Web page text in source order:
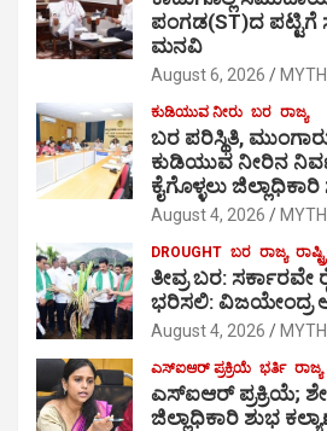
ಪಂಗಡ(ST)ದ ಪಟ್ಟಿಗೆ
ಮನವಿ
August 6, 2026
ಕುಡಿಯುವ ನೀರು ಬರ ರಾಜ್ಯ
ಬರ ಪರಿಸ್ಥಿತಿ,
ಕುಡಿಯುವ ನೀರಿನ
ಕೈಗೊಳ್ಳಲು
August 4, 2026
DROUGHT ಬರ ರಾಜ್ಯ
ತೀವ್ರ ಬರ:
ಭರಿಸಲಿ: ವಿಜಯೇಂದ್ರ
August 4, 2026
ಎಸ್‍ಐಆರ್ ಪ್ರಕ್ರಿಯೆ ಭರ್ತಿ ರಾಜ್ಯ
ಎಸ್‍ಐಆರ್ ಪ್ರಕ್ರಿಯೆ; ಶೇ.
ಜಿಲ್ಲಾಧಿಕಾರಿ ಶುಭ